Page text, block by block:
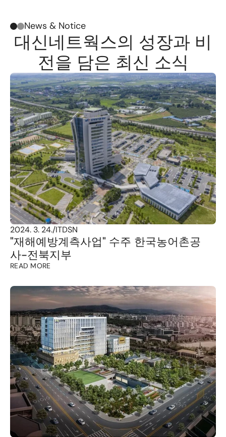
News & Notice
대신네트웍스의 성장과 비
전을 담은 최신 소식
2024. 3. 24./ITDSN
"재해예방계측사업" 수주 한국농어촌공
사-전북지부
READ MORE